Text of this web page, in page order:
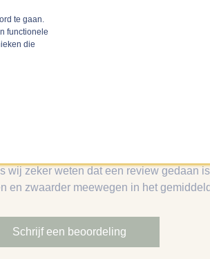
wij zeker weten dat een review gedaan
en zwaarder meewegen in het
Schrijf een beoordeling
te gaan.
functionele
die